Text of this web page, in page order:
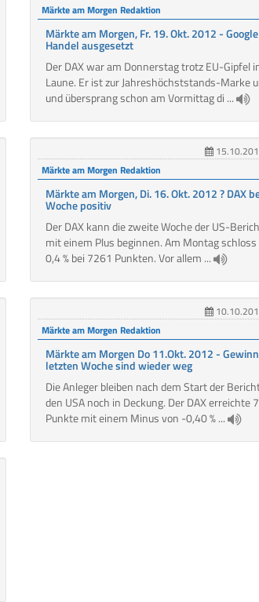
Märkte am Morgen Redaktion
Märkte am Morgen, Fr. 19. Okt. 2012 -
Handel ausgesetzt
Der DAX war am Donnerstag trotz EU-Gipfel
Laune. Er ist zur Jahreshöchststands-Marke
und übersprang schon am Vormittag di ...
Märkte am Morgen Redaktion
Märkte am Morgen, Di. 16. Okt. 2012 ? DAX
Woche positiv
Der DAX kann die zweite Woche der US-
mit einem Plus beginnen. Am Montag
0,4 % bei 7261 Punkten. Vor allem ...
Märkte am Morgen Redaktion
Märkte am Morgen Do 11.Okt. 2012 -
letzten Woche sind wieder weg
Die Anleger bleiben nach dem Start der
den USA noch in Deckung. Der DAX erreichte
Punkte mit einem Minus von -0,40 % ...